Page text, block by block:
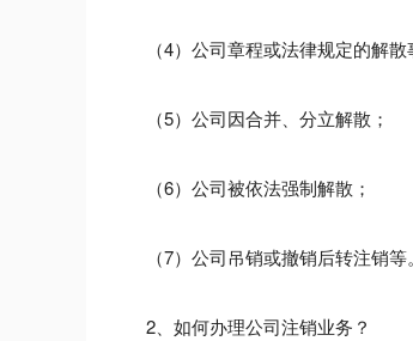
（4）公司章程或法律规定的解散
（5）公司因合并、分立解散；
（6）公司被依法强制解散；
（7）公司吊销或撤销后转注销等。
2、如何办理公司注销业务？